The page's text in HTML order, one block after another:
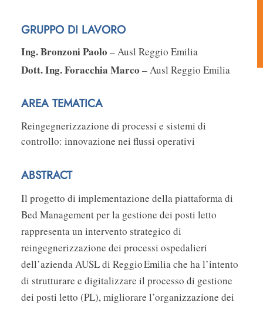
GRUPPO DI LAVORO
Ing. Bronzoni Paolo – Ausl Reggio Emilia
Dott. Ing. Foracchia Marco – Ausl Reggio Emilia
AREA TEMATICA
Reingegnerizzazione di processi e sistemi di
controllo: innovazione nei flussi operativi
ABSTRACT
Il progetto di implementazione della piattaforma di
Bed Management per la gestione dei posti letto
rappresenta un intervento strategico di
reingegnerizzazione dei processi ospedalieri
dell’azienda AUSL di Reggio Emilia che ha l’intento
di strutturare e digitalizzare il processo di gestione
dei posti letto (PL), migliorare l’organizzazione dei